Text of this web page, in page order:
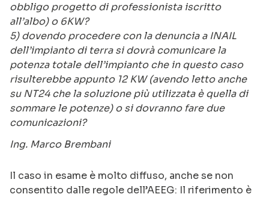
obbligo progetto di professionista iscritto
all’albo) o 6KW?
5) dovendo procedere con la denuncia a INAIL
dell’impianto di terra si dovrà comunicare la
potenza totale dell’impianto che in questo caso
risulterebbe appunto 12 KW (avendo letto anche
su NT24 che la soluzione più utilizzata è quella di
sommare le potenze) o si dovranno fare due
comunicazioni?
Ing. Marco Brembani
Il caso in esame è molto diffuso, anche se non
consentito dalle regole dell’AEEG: Il riferimento è